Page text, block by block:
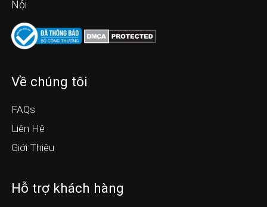
Nội
Về chúng tôi
FAQs
Liên Hệ
Giới Thiệu
Hỗ trợ khách hàng